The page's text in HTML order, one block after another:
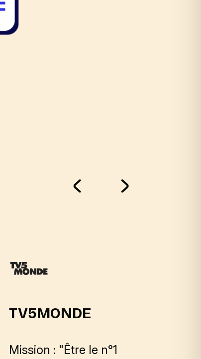
TV5MONDE
Mission : "Être le n°1